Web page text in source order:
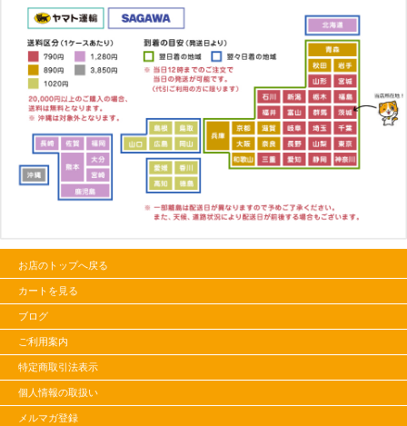
お店のトップへ戻る
カートを見る
ブログ
ご利用案内
特定商取引法表示
個人情報の取扱い
メルマガ登録